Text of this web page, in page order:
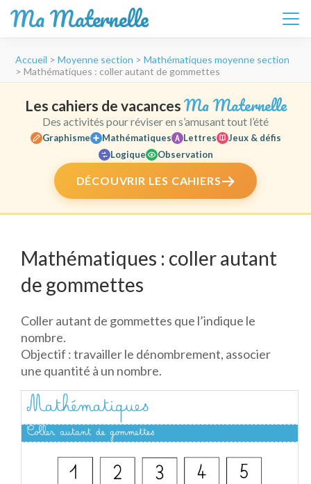
Ma Maternelle
contenu
Entrée)
Accueil > Moyenne section > Mathématiques moyenne section
> Mathématiques : coller autant de gommettes
Les cahiers de vacances Ma Maternelle
Des activités pour réviser en s’amusant tout l’été
Graphisme Mathématiques Lettres
Jeux & défis
Logique
Observation
DÉCOUVRIR LES CAHIERS
Mathématiques : coller autant
de gommettes
Coller autant de gommettes que l’indique le
nombre.
Objectif : travailler le dénombrement, associer
une quantité à un nombre.